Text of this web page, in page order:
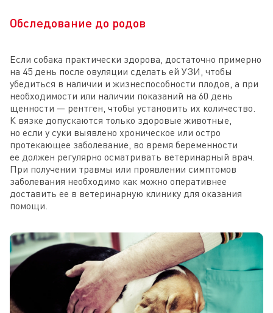
Обследование до родов
Если собака практически здорова, достаточно примерно
на 45 день после овуляции сделать ей УЗИ, чтобы
убедиться в наличии и жизнеспособности плодов, а при
необходимости или наличии показаний на 60 день
щенности — рентген, чтобы установить их количество.
К вязке допускаются только здоровые животные,
но если у суки выявлено хроническое или остро
протекающее заболевание, во время беременности
ее должен регулярно осматривать ветеринарный врач.
При получении травмы или проявлении симптомов
заболевания необходимо как можно оперативнее
доставить ее в ветеринарную клинику для оказания
помощи.